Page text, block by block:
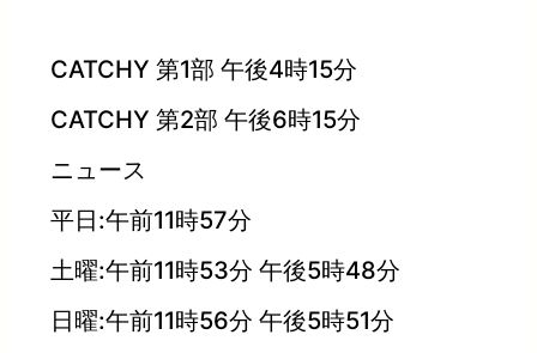
CATCHY 第1部 午後4時15分
CATCHY 第2部 午後6時15分
ニュース
平日:午前11時57分
土曜:午前11時53分 午後5時48分
日曜:午前11時56分 午後5時51分